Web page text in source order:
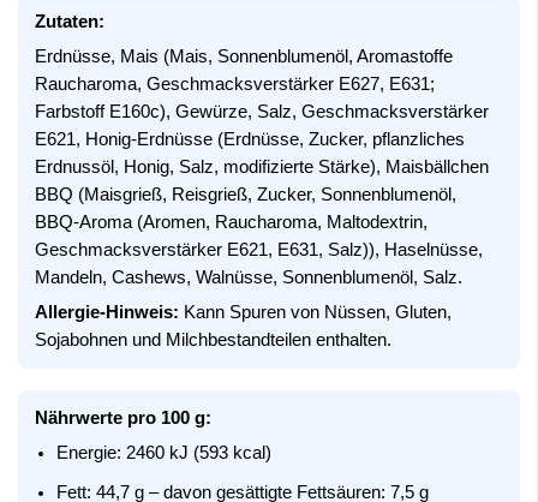
Zutaten:
Erdnüsse, Mais (Mais, Sonnenblumenöl, Aromastoffe
Raucharoma, Geschmacksverstärker E627, E631;
Farbstoff E160c), Gewürze, Salz, Geschmacksverstärker
E621, Honig-Erdnüsse (Erdnüsse, Zucker, pflanzliches
Erdnussöl, Honig, Salz, modifizierte Stärke), Maisbällchen
BBQ (Maisgrieß, Reisgrieß, Zucker, Sonnenblumenöl,
BBQ-Aroma (Aromen, Raucharoma, Maltodextrin,
Geschmacksverstärker E621, E631, Salz)), Haselnüsse,
Mandeln, Cashews, Walnüsse, Sonnenblumenöl, Salz.
Allergie-Hinweis: Kann Spuren von Nüssen, Gluten,
Sojabohnen und Milchbestandteilen enthalten.
Nährwerte pro 100 g:
Energie: 2460 kJ (593 kcal)
Fett: 44,7 g – davon gesättigte Fettsäuren: 7,5 g